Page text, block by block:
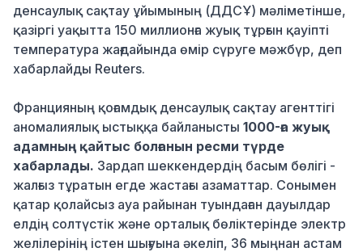
денсаулық сақтау ұйымының (ДДСҰ) мәліметінше,
қазіргі уақытта 150 миллионға жуық тұрғын қауіпті
температура жағдайында өмір сүруге мәжбүр, деп
хабарлайды Reuters.
Францияның қоғамдық денсаулық сақтау агенттігі
аномалиялық ыстыққа байланысты 1000-ға жуық
адамның қайтыс болғанын ресми түрде
хабарлады. Зардап шеккендердің басым бөлігі -
жалғыз тұратын егде жастағы азаматтар. Сонымен
қатар қолайсыз ауа райынан туындаған дауылдар
елдің солтүстік және орталық бөліктерінде электр
желілерінің істен шығуына әкеліп, 36 мыңнан астам